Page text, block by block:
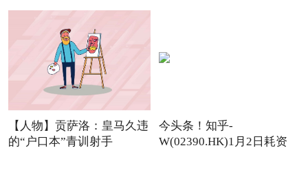
【人物】贡萨洛：皇马久违
的“户口本”青训射手
今头条！知乎-
W(02390.HK)1月2日耗资